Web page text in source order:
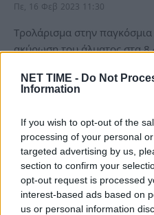
NET TIME - Do Not
Information
If you wish to opt-out of the
processing of your personal
targeted advertising by us,
section to confirm your
opt-out request is processed
interest-based ads based on
us or personal information
Πε, 16 Φεβ 2023 11:30
Tρολάρισμα στην
ακύρωση του άλματος στα